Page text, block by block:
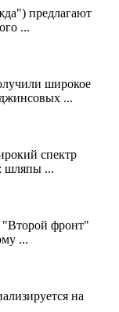
предлагают
...
широкое
...
спектр
шляпы ...
фронт"
...
на